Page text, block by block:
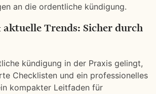
an die ordentliche kündigung.
Trends: Sicher durch
kündigung in der Praxis gelingt,
Checklisten und ein professionelles
kompakter Leitfaden für